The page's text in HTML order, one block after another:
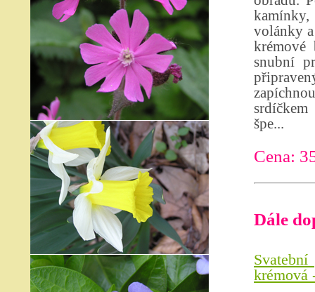
kamínky,
volánky
krémové
snubní
špe...
Cena:
Dále
krémová